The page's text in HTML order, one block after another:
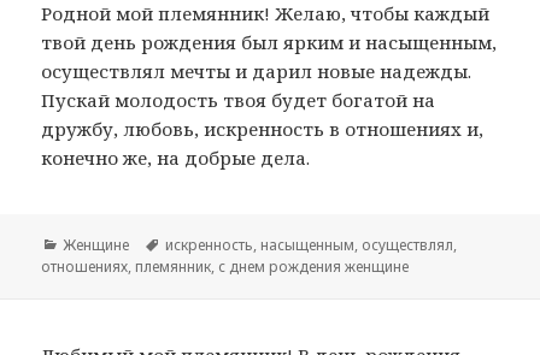
Родной мой племянник! Желаю, чтобы каждый
твой день рождения был ярким и насыщенным,
осуществлял мечты и дарил новые надежды.
Пускай молодость твоя будет богатой на
дружбу, любовь, искренность в отношениях и,
конечно же, на добрые дела.
Рубрики
Женщине Метки
искренность, насыщенным, осуществлял,
отношениях, племянник, с днем рождения женщине